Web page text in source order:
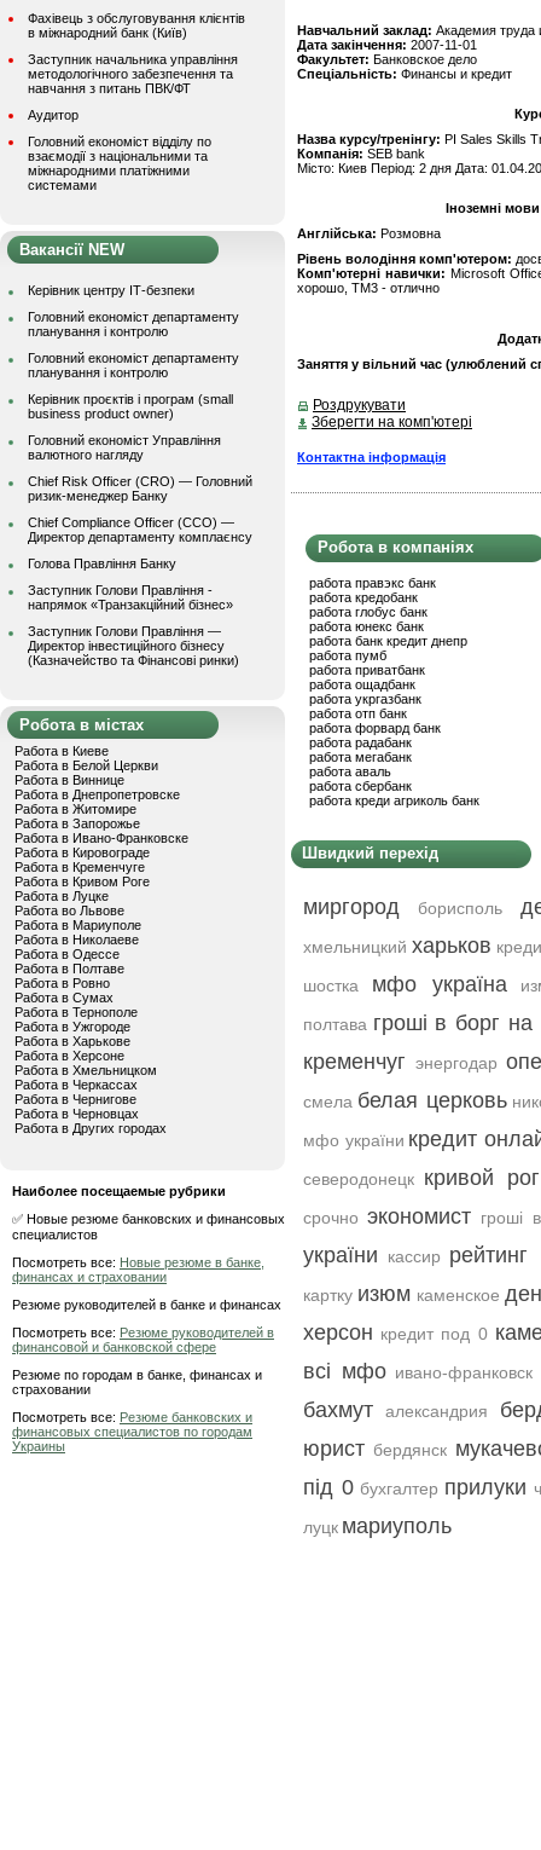
Фахівець з обслуговування клієнтів
в міжнародний банк (Київ)
Заступник начальника управління
методологічного забезпечення та
навчання з питань ПВК/ФТ
Аудитор
Головний економіст відділу по
взаємодії з національними та
міжнародними платіжними
системами
Вакансії NEW
Керівник центру ІТ-безпеки
Головний економіст департаменту
планування і контролю
Головний економіст департаменту
планування і контролю
Керівник проєктів і програм (small
business product owner)
Головний економіст Управління
валютного нагляду
Chief Risk Officer (CRO) — Головний
ризик-менеджер Банку
Chief Compliance Officer (CCO) —
Директор департаменту комплаєнсу
Голова Правління Банку
Заступник Голови Правління -
напрямок «Транзакційний бізнес»
Заступник Голови Правління —
Директор інвестиційного бізнесу
(Казначейство та Фінансові ринки)
Робота в містах
Работа в Киеве
Работа в Белой Церкви
Работа в Виннице
Работа в Днепропетровске
Работа в Житомире
Работа в Запорожье
Работа в Ивано-Франковске
Работа в Кировограде
Работа в Кременчуге
Работа в Кривом Роге
Работа в Луцке
Работа во Львове
Работа в Мариуполе
Работа в Николаеве
Работа в Одессе
Работа в Полтаве
Работа в Ровно
Работа в Сумах
Работа в Тернополе
Работа в Ужгороде
Работа в Харькове
Работа в Херсоне
Работа в Хмельницком
Работа в Черкассах
Работа в Чернигове
Работа в Черновцах
Работа в Других городах
Наиболее посещаемые рубрики
✅ Новые резюме банковских и финансовых
специалистов
Посмотреть все: Новые резюме в банке,
финансах и страховании
Резюме руководителей в банке и финансах
Посмотреть все: Резюме руководителей в
финансовой и банковской сфере
Резюме по городам в банке, финансах и
страховании
Посмотреть все: Резюме банковских и
финансовых специалистов по городам
Украины
Навчальний заклад: Академия труда
Дата закінчення: 2007-11-01
Факультет: Банковское дело
Спеціальність: Финансы и кредит
Назва курсу/тренінгу: PI Sales Skills
Компанія: SEB bank
Місто: Киев Період: 2 дня Дата:
Іноземні
Англійська: Розмовна
Рівень володіння комп'ютером:
Комп'ютерні навички: Microsoft
хорошо, ТМ3 - отлично
Заняття у вільний час (улюблений
Роздрукувати
Зберегти на комп'ютері
Контактна інформація
Робота в компаніях
работа правэкс банк
работа кредобанк
работа глобус банк
работа юнекс банк
работа банк кредит днепр
работа пумб
работа приватбанк
работа ощадбанк
работа укргазбанк
работа отп банк
работа форвард банк
работа радабанк
работа мегабанк
работа аваль
работа сбербанк
работа креди агриколь банк
Швидкий перехід
миргород борисполь
хмельницкий харьков
шостка
мфо україна
полтава гроші в борг на
кременчуг энергодар
смела белая церковь
мфо україни кредит
северодонецк кривой рог
срочно экономист гроші
україни кассир рейтинг
картку изюм каменское
херсон кредит под 0
всі мфо ивано-франковск
бахмут
александрия
юрист бердянск
під 0 бухгалтер прилуки
луцк мариуполь